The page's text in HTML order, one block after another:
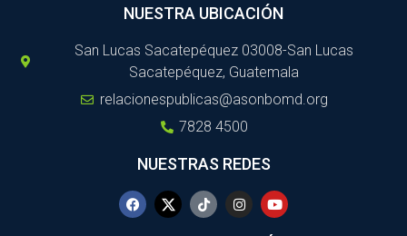
NUESTRA UBICACIÓN
San Lucas Sacatepéquez 03008-San Lucas
Sacatepéquez, Guatemala
relacionespublicas@asonbomd.org
7828 4500
NUESTRAS REDES